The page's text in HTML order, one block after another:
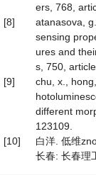
ers, 768,
[8]
atanasova,
sensing
ures and
s, 750,
[9]
chu, x.,
different
123109.
[10]
白洋. 低维
长春: 长春理